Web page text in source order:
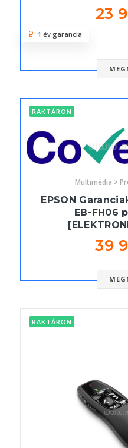
23
1 év garancia
RAKTÁRON
Multimédia >
EPSON
EB-FH06
39
RAKTÁRON